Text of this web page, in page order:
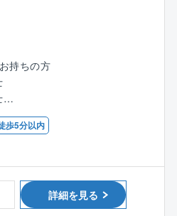
作成
性、デザイン性、快適性を
りを作成します。
なども考慮し、具体的なプ
の予算内で最高の家づくり
す。
す。
成イメージを分かりやすく
、手配
装リニューアル/小規模工事
理(入居者・協力業者等)
井沢）を主とした関東地区の
直帰となります。
持ちの方
士
歩5分以内
詳細を見る